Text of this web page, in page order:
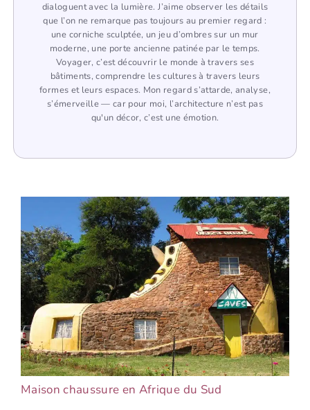
dialoguent avec la lumière. J’aime observer les détails
que l’on ne remarque pas toujours au premier regard :
une corniche sculptée, un jeu d’ombres sur un mur
moderne, une porte ancienne patinée par le temps.
Voyager, c’est découvrir le monde à travers ses
bâtiments, comprendre les cultures à travers leurs
formes et leurs espaces. Mon regard s’attarde, analyse,
s’émerveille — car pour moi, l’architecture n’est pas
qu'un décor, c’est une émotion.
Maison chaussure en Afrique du Sud